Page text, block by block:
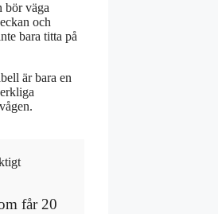
bör väga
och
bara titta på
är bara en
får 20